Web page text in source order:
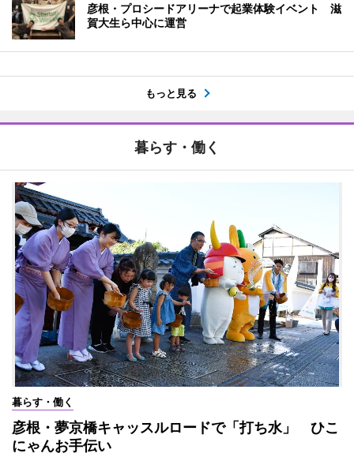
彦根・プロシードアリーナで起業体験イベント 滋
賀大生ら中心に運営
もっと見る
暮らす・働く
暮らす・働く
彦根・夢京橋キャッスルロードで「打ち水」 ひこ
にゃんお手伝い